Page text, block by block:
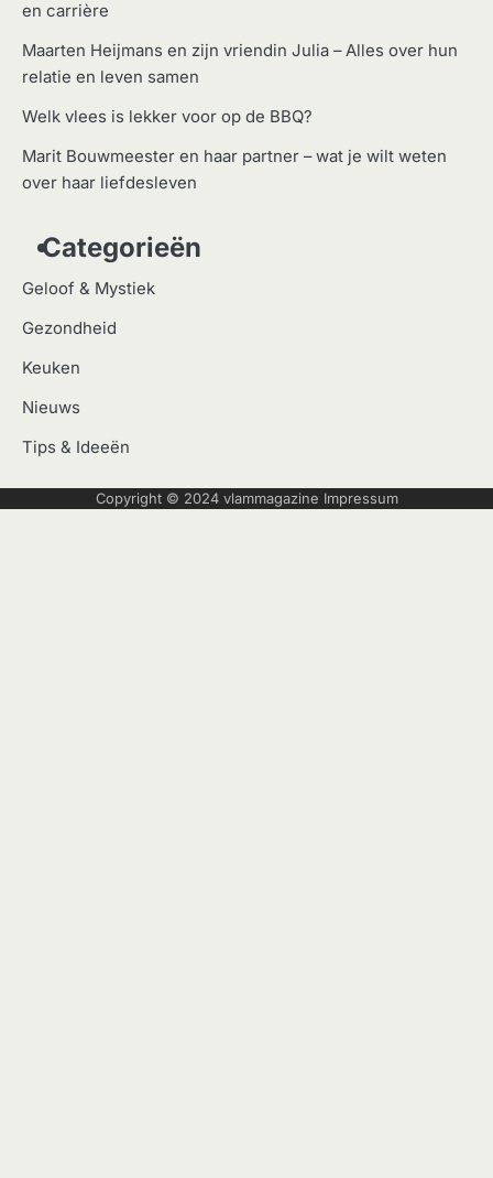
en carrière
Maarten Heijmans en zijn vriendin Julia – Alles over hun
relatie en leven samen
Welk vlees is lekker voor op de BBQ?
Marit Bouwmeester en haar partner – wat je wilt weten
over haar liefdesleven
Categorieën
Geloof & Mystiek
Gezondheid
Keuken
Nieuws
Tips & Ideeën
Copyright © 2024 vlammagazine Impressum